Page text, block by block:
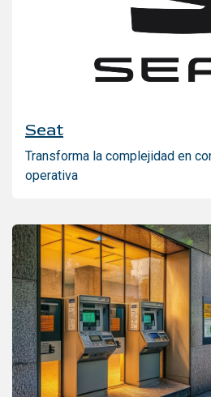
Seat
Transforma la complejidad en
operativa